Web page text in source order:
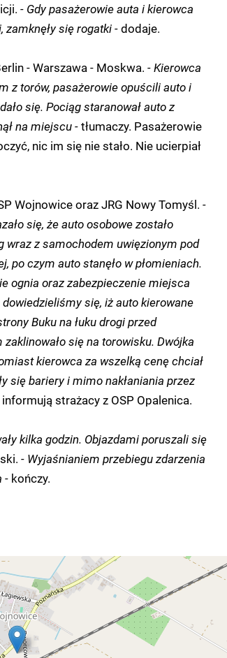
- Gdy pasażerowie auta i kierowca
zamknęły się rogatki -dodaje.
- Warszawa - Moskwa. - Kierowca
z torów, pasażerowie opuścili auto i
się. Pociąg staranował auto z
na miejscu -tłumaczy. Pasażerowie
nic im się nie stało. Nie ucierpiał
Wojnowice oraz JRG Nowy Tomyśl. -
się, że auto osobowe zostało
wraz z samochodem uwięzionym pod
po czym auto stanęło w płomieniach.
ognia oraz zabezpieczenie miejsca
się, iż auto kierowane
Buku na łuku drogi przed
się na torowisku. Dwójka
kierowca za wszelką cenę chciał
się bariery i mimo nakłaniania przez
informują strażacy z OSP Opalenica.
kilka godzin. Objazdami poruszali się
- Wyjaśnianiem przebiegu zdarzenia
-kończy.